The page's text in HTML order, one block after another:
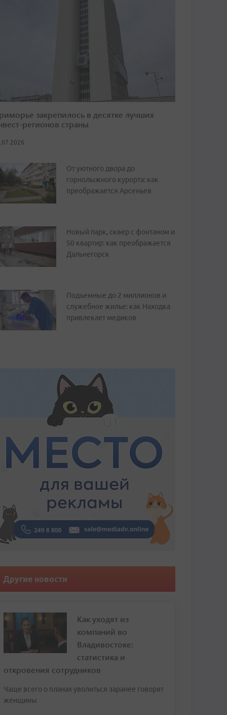
закрепилось в десятке лучших
регионов страны
От уютного двора до
горнолыжного курорта: как
преображается Арсеньев
Новый парк, сквер с фонтаном и
50 квартир: как преображается
Дальнегорск
Подъемные до 2 миллионов и
служебное жилье: как Находка
привлекает медиков
Другие новости
Как уходят из
компаний во
Владивостоке:
статистика и
откровения сотрудников
Чаще всего о планах уволиться заранее говорят
женщины